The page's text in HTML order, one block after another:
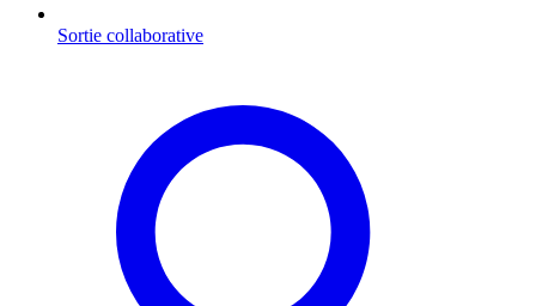
Sortie collaborative